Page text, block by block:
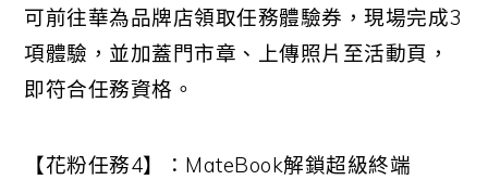
可前往華為品牌店領取任務體驗券，現場完成3
項體驗，並加蓋門市章、上傳照片至活動頁，
即符合任務資格。
【花粉任務4】： MateBook解鎖超級終端